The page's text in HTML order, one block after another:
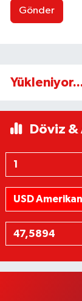
Gönder
Döviz &